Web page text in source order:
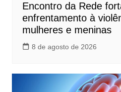
Encontro da Rede
enfrentamento à
mulheres e meninas
8 de agosto de 2026